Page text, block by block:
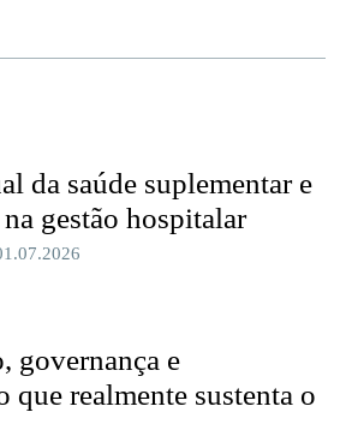
da saúde suplementar e
gestão hospitalar
governança e
que realmente sustenta o